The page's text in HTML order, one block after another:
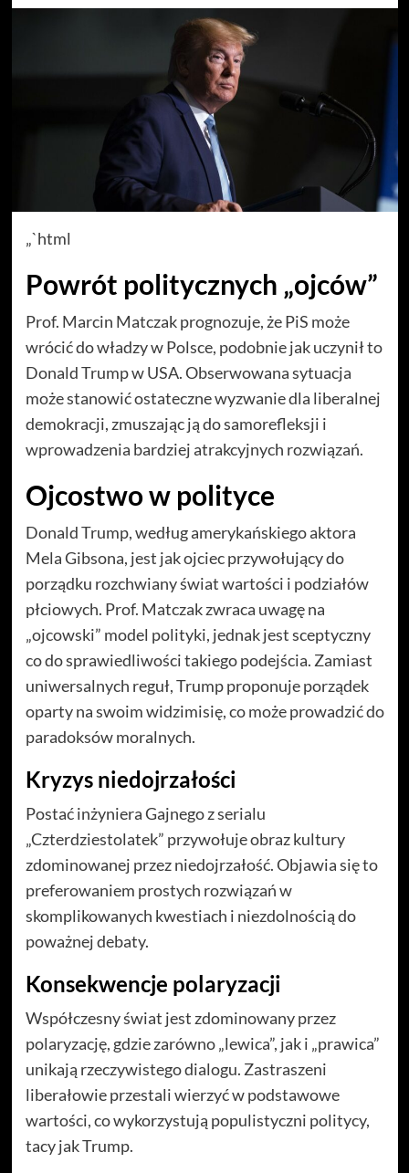
„`html
Powrót politycznych „ojców”
Prof. Marcin Matczak prognozuje, że PiS może
wrócić do władzy w Polsce, podobnie jak uczynił to
Donald Trump w USA. Obserwowana sytuacja
może stanowić ostateczne wyzwanie dla liberalnej
demokracji, zmuszając ją do samorefleksji i
wprowadzenia bardziej atrakcyjnych rozwiązań.
Ojcostwo w polityce
Donald Trump, według amerykańskiego aktora
Mela Gibsona, jest jak ojciec przywołujący do
porządku rozchwiany świat wartości i podziałów
płciowych. Prof. Matczak zwraca uwagę na
„ojcowski” model polityki, jednak jest sceptyczny
co do sprawiedliwości takiego podejścia. Zamiast
uniwersalnych reguł, Trump proponuje porządek
oparty na swoim widzimisię, co może prowadzić do
paradoksów moralnych.
Kryzys niedojrzałości
Postać inżyniera Gajnego z serialu
„Czterdziestolatek” przywołuje obraz kultury
zdominowanej przez niedojrzałość. Objawia się to
preferowaniem prostych rozwiązań w
skomplikowanych kwestiach i niezdolnością do
poważnej debaty.
Konsekwencje polaryzacji
Współczesny świat jest zdominowany przez
polaryzację, gdzie zarówno „lewica”, jak i „prawica”
unikają rzeczywistego dialogu. Zastraszeni
liberałowie przestali wierzyć w podstawowe
wartości, co wykorzystują populistyczni politycy,
tacy jak Trump.